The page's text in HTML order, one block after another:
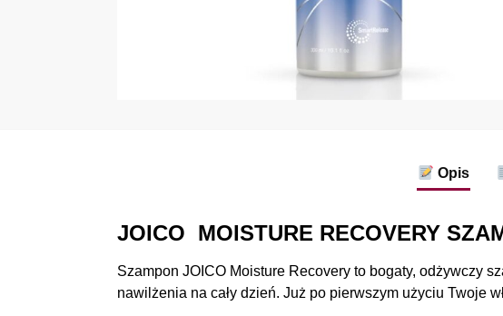
Opis
JOICO MOISTURE RECOVERY
Szampon JOICO Moisture Recovery to bogaty, odżywczy
nawilżenia na cały dzień. Już po pierwszym użyciu Twoje